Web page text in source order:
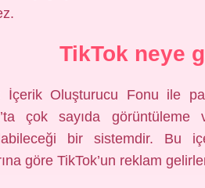
TikTok neye
İçerik Oluşturucu Fonu ile
çok sayıda görüntüleme
bir sistemdir. Bu
göre TikTok’un reklam